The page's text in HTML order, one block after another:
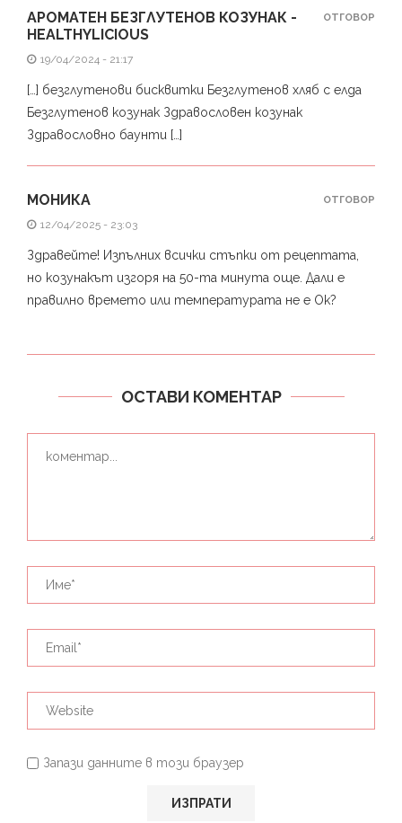
АРОМАТЕН БЕЗГЛУТЕНОВ КОЗУНАК -
HEALTHYLICIOUS
19/04/2024 - 21:17
[…] безглутенови бисквитки Безглутенов хляб с елда
Безглутенов козунак Здравословен козунак
Здравословно баунти […]
ОТГОВОР
МОНИКА
12/04/2025 - 23:03
Здравейте! Изпълних всички стъпки от рецептата,
но козунакът изгоря на 50-та минута още. Дали е
правилно времето или температурата не е Ок?
ОТГОВОР
ОСТАВИ КОМЕНТАР
Запази данните в този браузер